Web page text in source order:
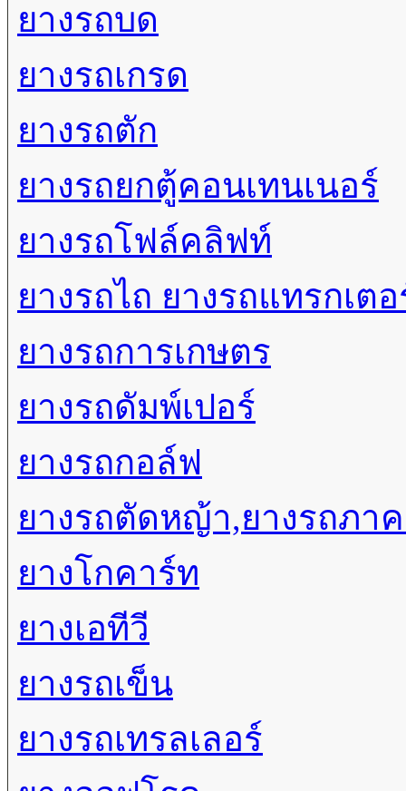
ยางรถบด
ยางรถเกรด
ยางรถตัก
ยางรถยกตู้คอนเทนเนอร์
ยางรถโฟล์คลิฟท์
ยางรถไถ ยางรถแทรกเตอ
ยางรถการเกษตร
ยางรถดัมพ์เปอร์
ยางรถกอล์ฟ
ยางรถตัดหญ้า,ยางรถภา
ยางโกคาร์ท
ยางเอทีวี
ยางรถเข็น
ยางรถเทรลเลอร์